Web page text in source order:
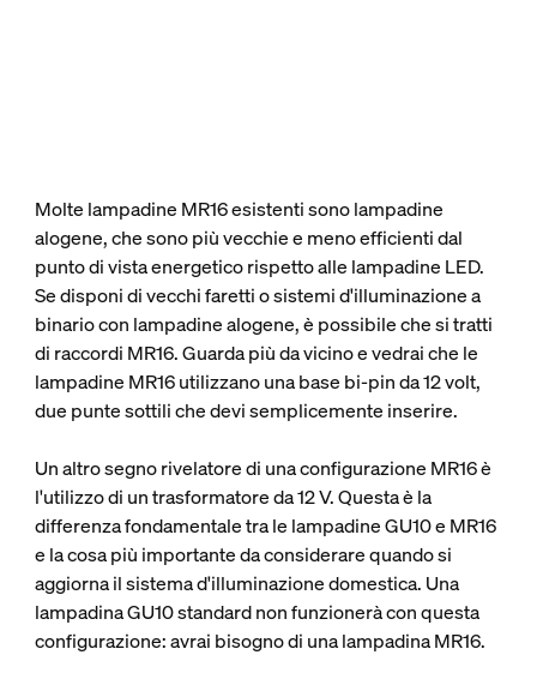
Molte lampadine MR16 esistenti sono lampadine
alogene, che sono più vecchie e meno efficienti dal
punto di vista energetico rispetto alle lampadine LED.
Se disponi di vecchi faretti o sistemi d'illuminazione a
binario con lampadine alogene, è possibile che si tratti
di raccordi MR16. Guarda più da vicino e vedrai che le
lampadine MR16 utilizzano una base bi-pin da 12 volt,
due punte sottili che devi semplicemente inserire.
Un altro segno rivelatore di una configurazione MR16 è
l'utilizzo di un trasformatore da 12 V. Questa è la
differenza fondamentale tra le lampadine GU10 e MR16
e la cosa più importante da considerare quando si
aggiorna il sistema d'illuminazione domestica. Una
lampadina GU10 standard non funzionerà con questa
configurazione: avrai bisogno di una lampadina MR16.